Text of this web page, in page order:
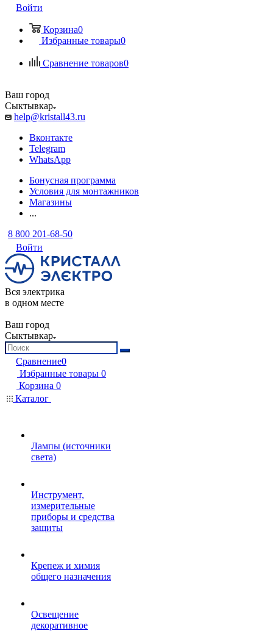
Войти
Корзина0
Избранные товары0
Сравнение товаров0
Ваш город
Сыктывкар
help@kristall43.ru
Вконтакте
Telegram
WhatsApp
Бонусная программа
Условия для монтажников
Магазины
...
8 800 201-68-50
Войти
Вся электрика
в одном месте
Ваш город
Сыктывкар
Сравнение0
Избранные товары 0
Корзина 0
Каталог
Лампы (источники
света)
Инструмент,
измерительные
приборы и средства
защиты
Крепеж и химия
общего назначения
Освещение
декоративное